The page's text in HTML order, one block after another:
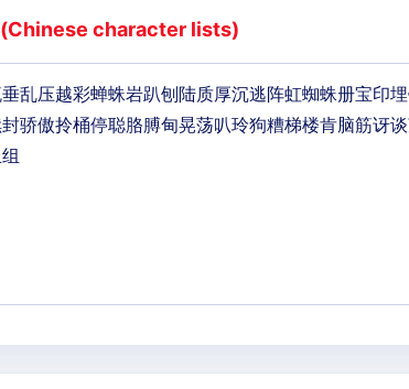
(Chinese character lists)